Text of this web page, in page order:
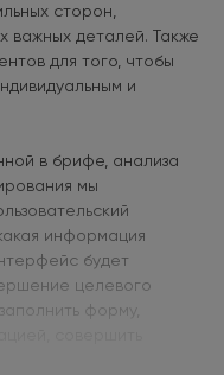
сторон,
важных деталей. Также
для того, чтобы
и
в брифе, анализа
мы
информация
будет
целевого
форму,